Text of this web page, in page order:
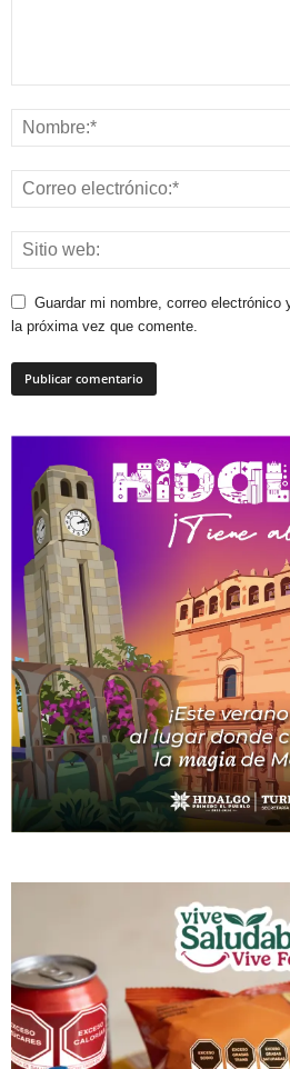
Guardar mi nombre, correo electrónico
la próxima vez que comente.